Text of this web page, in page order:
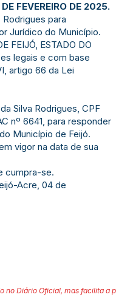
FEVEREIRO DE 2025.
Rodrigues para
Jurídico do Município.
FEIJÓ, ESTADO DO
legais e com base
artigo 66 da Lei
Silva Rodrigues, CPF
nº 6641, para responder
Município de Feijó.
vigor na data de sua
cumpra-se.
Acre, 04 de
no Diário Oficial, mas facilita a